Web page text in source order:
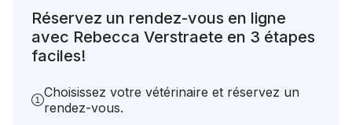
Réservez un rendez-vous en ligne
avec Rebecca Verstraete en 3 étapes
faciles!
Choisissez votre vétérinaire et réservez un
rendez-vous.